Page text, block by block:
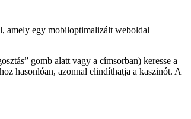
amely egy mobiloptimalizált weboldal
gomb alatt vagy a címsorban) keresse a
hasonlóan, azonnal elindíthatja a kaszinót. A